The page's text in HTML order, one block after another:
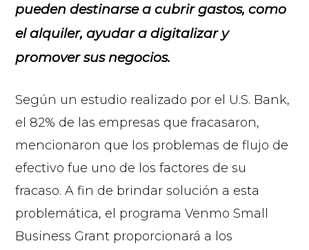
pueden destinarse a cubrir gastos, como
el alquiler, ayudar a digitalizar y
promover sus negocios.
Según un estudio realizado por el U.S. Bank,
el 82% de las empresas que fracasaron,
mencionaron que los problemas de flujo de
efectivo fue uno de los factores de su
fracaso. A fin de brindar solución a esta
problemática, el programa Venmo Small
Business Grant proporcionará a los